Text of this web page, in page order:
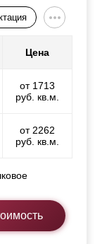
Цена
от 1713
руб. кв.м.
от 2262
руб. кв.м.